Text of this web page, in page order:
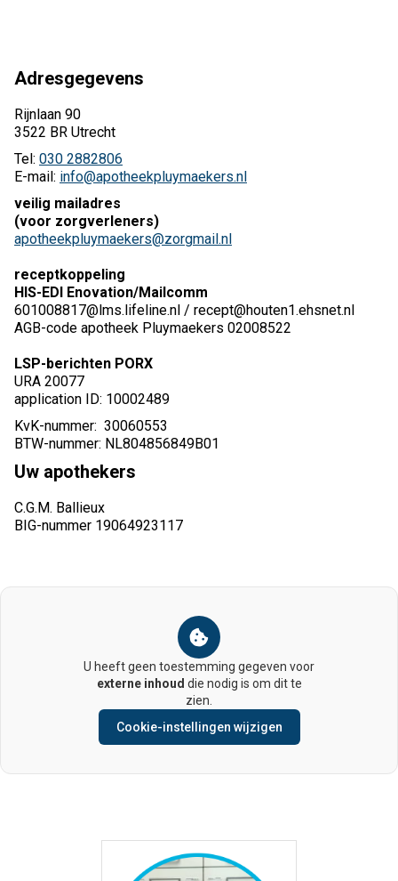
Adresgegevens
Rijnlaan 90
3522 BR Utrecht
Tel: 030 2882806
E-mail: info@apotheekpluymaekers.nl
veilig mailadres
(voor zorgverleners)
apotheekpluymaekers@zorgmail.nl
receptkoppeling
HIS-EDI Enovation/Mailcomm
601008817@lms.lifeline.nl / recept@houten1.ehsnet.nl
AGB-code apotheek Pluymaekers 02008522
LSP-berichten PORX
URA 20077
application ID: 10002489
KvK-nummer: 30060553
BTW-nummer: NL804856849B01
Uw apothekers
C.G.M. Ballieux
BIG-nummer 19064923117
U heeft geen toestemming gegeven voor
externe inhoud die nodig is om dit te
zien.
Cookie-instellingen wijzigen